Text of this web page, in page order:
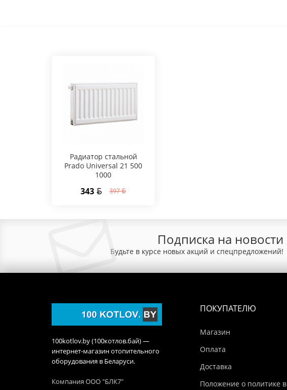
Радиатор стальной
Prado Universal 21 500
1000
343 397
Подписка на новости
Будьте в курсе новых акций и спецпредложений!
100kotlov.by (100котлов.бай) —
интернет-магазин отопительного
оборудования в Беларуси.
Компания ООО "БЛК7"
ПОКУПАТЕЛЮ
Магазин
Оплата
Доставка
Положение о политике в